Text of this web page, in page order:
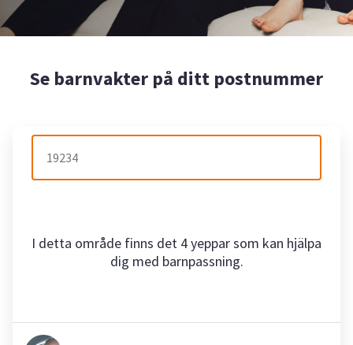
Se barnvakter på ditt postnummer
I detta område finns det 4 yeppar som kan hjälpa
dig med barnpassning.